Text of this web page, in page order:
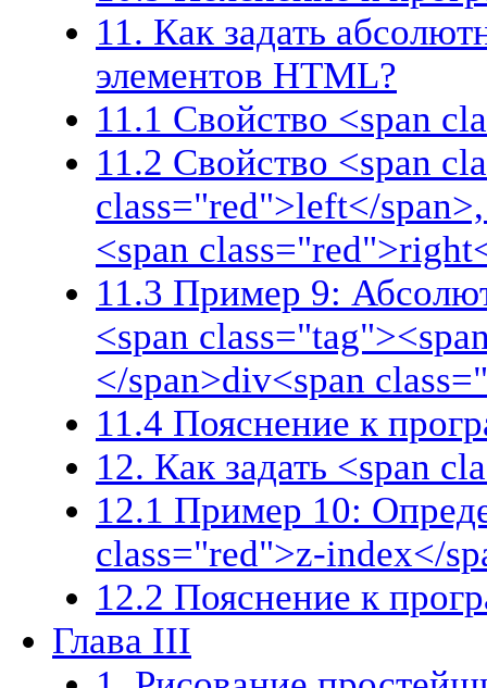
11. Как задать
элементов HTML?
11.1 Свойство <span
11.2 Свойство <span
class="red">left</
<span
11.3 Пример 9:
<span
</span>div<span
11.4 Пояснение к
12. Как задать <span
12.1 Пример 10:
class="red">z-index</
12.2 Пояснение к
Глава III